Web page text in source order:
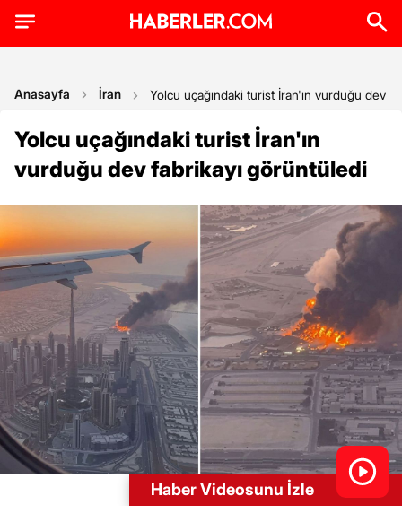
Anasayfa İran Yolcu uçağındaki turist İran'ın vurduğu dev
Yolcu uçağındaki turist İran'ın
vurduğu dev fabrikayı görüntüledi
Haber Videosunu İzle